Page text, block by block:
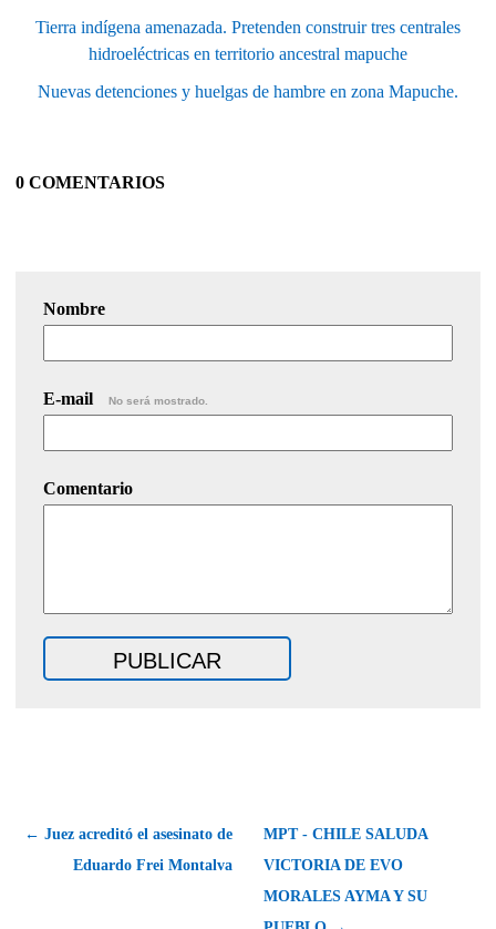
Tierra indígena amenazada. Pretenden construir tres centrales
hidroeléctricas en territorio ancestral mapuche
Nuevas detenciones y huelgas de hambre en zona Mapuche.
0 COMENTARIOS
Nombre
E-mail No será mostrado.
Comentario
← Juez acreditó el asesinato de
Eduardo Frei Montalva
MPT - CHILE SALUDA
VICTORIA DE EVO
MORALES AYMA Y SU